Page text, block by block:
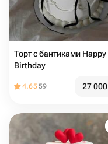
Торт с бантиками Happy
Birthday
4.6559 27 000